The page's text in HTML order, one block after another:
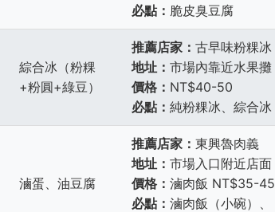
必點： 脆皮臭豆腐
綜合冰（粉粿
+粉圓+綠豆）
推薦店家： 古早味粉粿冰
地址： 市場內靠近水果攤
價格： NT$40-50
必點： 純粉粿冰、綜合冰
滷蛋、油豆腐
推薦店家： 東興魯肉義
地址： 市場入口附近店面
價格： 滷肉飯 NT$35-45
必點： 滷肉飯（小碗）、